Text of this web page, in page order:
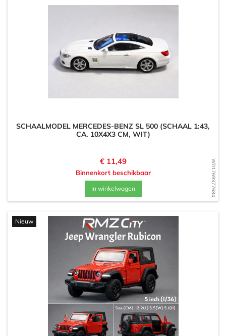
WD1769377684
SCHAALMODEL MERCEDES-BENZ SL 500 (SCHAAL 1:43,
CA. 10X4X3 CM, WIT)
Prijs
€ 11,49
Binnenkort beschikbaar
In winkelwagen
Nieuw